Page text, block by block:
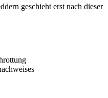
geschieht erst nach dieser